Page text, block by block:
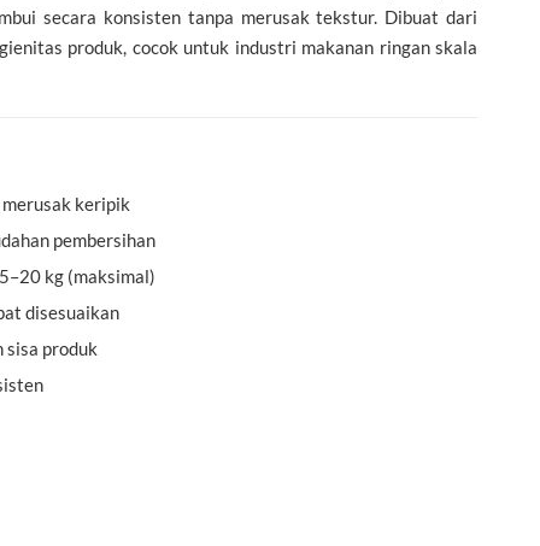
secara konsisten tanpa merusak tekstur. Dibuat dari
produk, cocok untuk industri makanan ringan skala
keripik
pembersihan
kg (maksimal)
disesuaikan
sisa produk